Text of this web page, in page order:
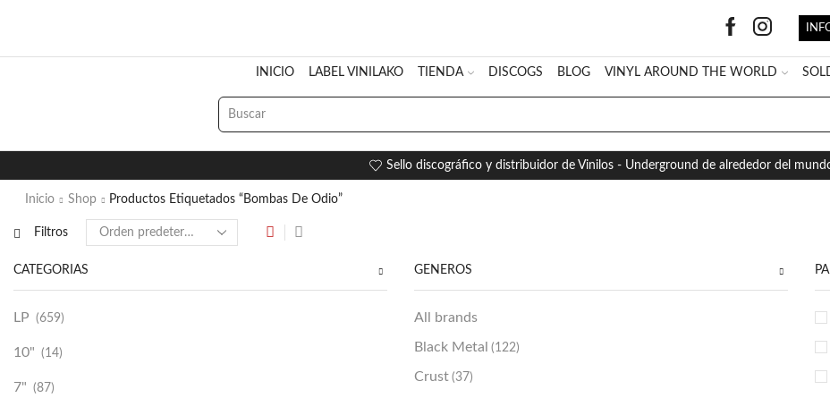
INICIO LABEL VINILAKO TIENDA DISCOGS BLOG VINYL AROUND THE WORLD
SEARCH
INPUT
Sello discográfico y distribuidor de Vinilos - Underground de alrededor del
Inicio Shop Productos Etiquetados “Bombas De Odio”
Filtros
CATEGORÍAS
LP (659)
10" (14)
7" (87)
GÉNEROS
All brands
Black Metal (122)
Crust (37)